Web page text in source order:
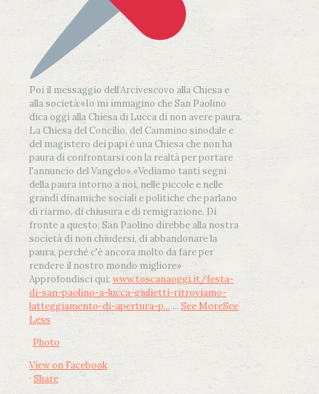
Poi il messaggio dell’Arcivescovo alla Chiesa e
alla società:«Io mi immagino che San Paolino
dica oggi alla Chiesa di Lucca di non avere paura.
La Chiesa del Concilio, del Cammino sinodale e
del magistero dei papi è una Chiesa che non ha
paura di confrontarsi con la realtà per portare
l'annuncio del Vangelo».«Vediamo tanti segni
della paura intorno a noi, nelle piccole e nelle
grandi dinamiche sociali e politiche che parlano
di riarmo, di chiusura e di remigrazione. Di
fronte a questo, San Paolino direbbe alla nostra
società di non chiudersi, di abbandonare la
paura, perché c'è ancora molto da fare per
rendere il nostro mondo migliore»
Approfondisci qui: www.toscanaoggi.it/festa-
di-san-paolino-a-lucca-giulietti-ritroviamo-
latteggiamento-di-apertura-p... ... See MoreSee
Less
Photo
View on Facebook
· Share